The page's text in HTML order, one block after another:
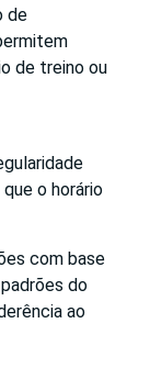
de
de treino ou
o horário
com base
do
ao